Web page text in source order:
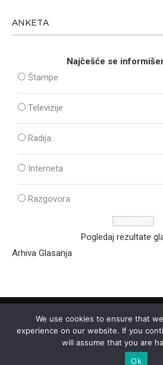
ANKETA
Najčešće se
Štampe
Televizije
Radija
Interneta
Razgovora
Pogledaj rezultate
Arhiva Glasanja
2025 - © - Ozon Media
We use cookies to ensure that
experience on our website. If you
will assume that you are
Ok